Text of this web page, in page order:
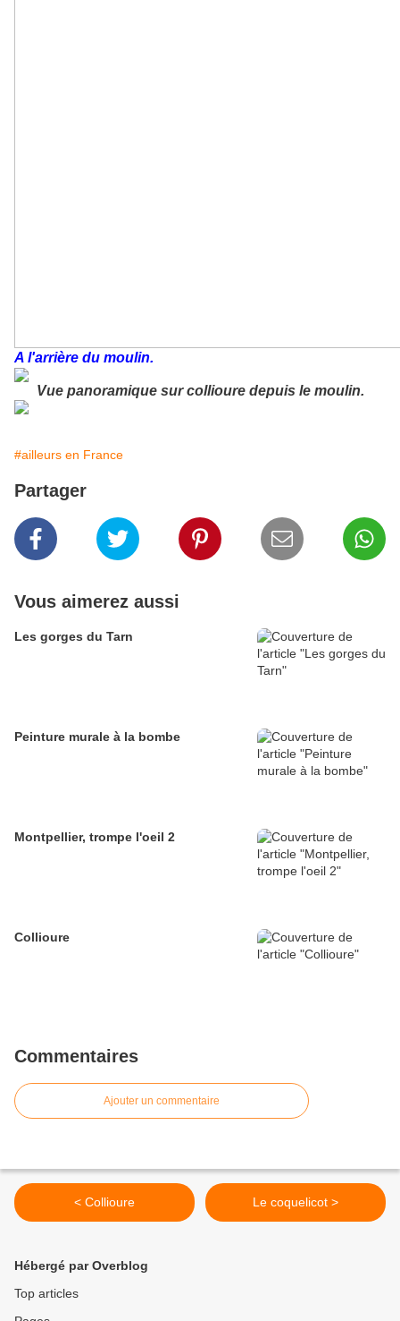
A l'arrière du moulin.
Vue panoramique sur collioure depuis le moulin.
#ailleurs en France
Partager
Vous aimerez aussi
Les gorges du Tarn
Peinture murale à la bombe
Montpellier, trompe l'oeil 2
Collioure
Commentaires
Ajouter un commentaire
< Collioure Le coquelicot >
Hébergé par Overblog
Top articles